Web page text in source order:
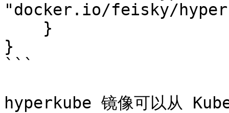
"docker.io/feisky/
}
```
hyperkube 镜像可以从